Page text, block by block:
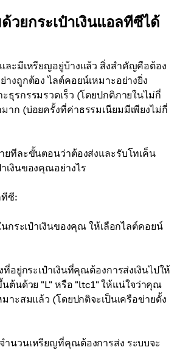
วยกระเป๋าเงินแอลทีซีได้
ละมีเหรียญอยู่บ้างแล้ว สิ่งสำคัญคือต้อง
างถูกต้อง ไลต์คอยน์เหมาะอย่างยิ่ง
ธุรกรรมรวดเร็ว (โดยปกติภายในไม่กี่
าก (บ่อยครั้งที่ค่าธรรมเนียมมีเพียงไม่กี่
ยทีละขั้นตอนว่าต้องส่งและรับโทเค็น
เงินของคุณอย่างไร
ทีซี:
กระเป๋าเงินของคุณ ให้เลือกไลต์คอยน์
ที่อยู่กระเป๋าเงินที่คุณต้องการส่งเงินไปให้
ต้นด้วย "L" หรือ "ltc1" ให้แน่ใจว่าคุณ
มาะสมแล้ว (โดยปกติจะเป็นเครือข่ายดั้ง
ำนวนเหรียญที่คุณต้องการส่ง ระบบจะ